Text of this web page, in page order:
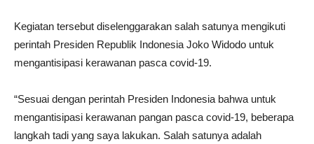
Kegiatan tersebut diselenggarakan salah satunya mengikuti
perintah Presiden Republik Indonesia Joko Widodo untuk
mengantisipasi kerawanan pasca covid-19.
“Sesuai dengan perintah Presiden Indonesia bahwa untuk
mengantisipasi kerawanan pangan pasca covid-19, beberapa
langkah tadi yang saya lakukan. Salah satunya adalah